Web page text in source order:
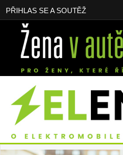
PŘIHLAS SE A SOUTĚŽ